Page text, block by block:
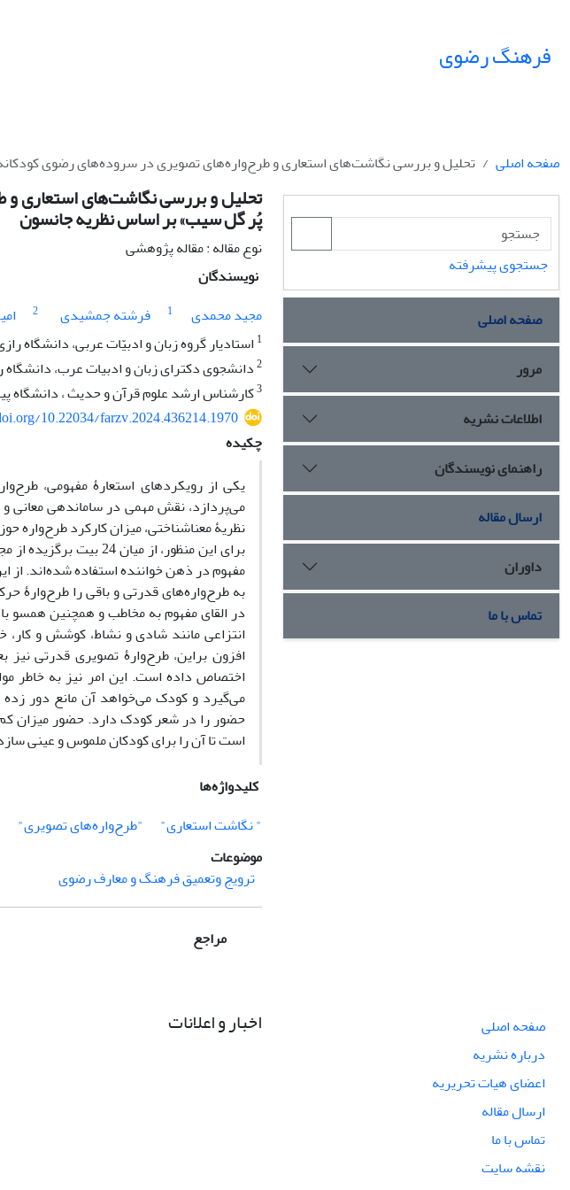
فرهنگ رضوی
صفحه اصلی تحلیل و بررسی نگاشت‌های استعاری و طرح‌واره‌های تصویری در سروده‌های رضوی
تحلیل و بررسی نگاشت‌های استعاری
پُر گل سیب» بر اساس نظریه جانسون
نوع مقاله : مقاله پژوهشی
نویسندگان
مجید محمدی
1 فرشته جمشیدی 2
1 استادیار گروه زبان و ادبیّات عربی، دانشگاه
2دانشجوی دکترای زبان و ادبیات عرب، دانشگاه
3کارشناس ارشد علوم قرآن و حدیث ، دانشگاه
10.22034/farzv.2024.436214.1970
چکیده
یکی از رویکردهای استعارۀ مفهومی،
می‌پردازد، نقش مهمی در ساماندهی
نظریۀ معناشناختی، میزان کارکرد طرح‌واره
به طرح‌واره‌های قدرتی و باقی را طرح‌وارۀ
در القای مفهوم به مخاطب و همچنین همسو
انتزاعی مانند شادی و نشاط، کوشش و
افزون براین، طرح‌وارۀ تصویری قدرتی
اختصاص داده است. این امر نیز به خاطر
می‌گیرد و کودک می‌خواهد آن مانع دور
حضور را در شعر کودک دارد. حضور میزان
است تا آن را برای کودکان ملموس و عینی
کلیدواژه‌ها
" نگاشت استعاری"
"طرح‌واره‌های تصویری"
موضوعات
ترویج وتعمیق فرهنگ و معارف رضوی
مراجع
جستجوی پیشرفته
صفحه اصلی
مرور
اطلاعات نشریه
راهنمای نویسندگان
ارسال مقاله
داوران
تماس با ما
صفحه اصلی
درباره نشریه
اعضای هیات تحریریه
ارسال مقاله
تماس با ما
نقشه سایت
اخبار و اعلانات